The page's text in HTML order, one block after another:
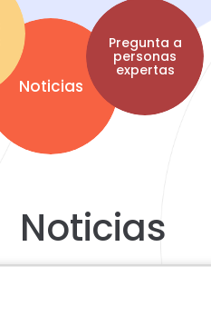
Noticias
Pregunta a
personas
expertas
Noticias